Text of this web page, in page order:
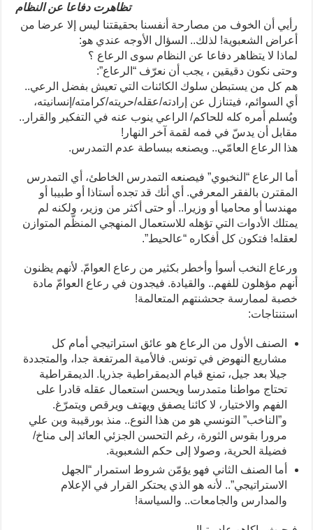
تظاهرت دفاعا عن النظام
رأيي أن الخوف من مصارحة أنفسنا بحقيقتنا ليس إلا عرضا من
أعراض الشعبوية! لذلك.. السؤال الأوجه عندي هو:
لماذا لا يتظاهر دفاعا عن النظام سوى الرعاع ؟
وحتى نكون دقيقين ، يجب أن نعرّف “الرعاع”:
هم كل من يستبطن سلوك الكائنات التي تعيش بفضل الرعي..
أي السوائم، فيتنازل عن إرادته/عقله/حريته/كرامته/إنسانيته،
ويُسلم أمره كله للحاكم/ الراعي ينوب عنه في التفكير والقرار..
مقابل أن يدسّ في فمه لقمة آخر النهار!
هذا الرعاع العامّي.. ويصنعه ببساطة عدم التمدرس.
أما الرعاع “النخبوي” فيصنعه التمدرس الخاطئ، أي التمدرس
المقترن بالفقر المعرفي. أي أنك قد تجده أستاذا أو طبيبا أو
مهندسا أو محاميا أو وزيرا.. أو حتى أكثر من وزير، ولكنه لم
يمتلك الأدوات التي تؤهله للاستعمال المنهجي المنظّم المتوازن
لعقله! فتكون كل أفكاره “عالحيط”.
ورعاع النخب أسوأ وأخطر بكثير من رعاع العوامّ. لأنهم يظنون
أنهم مؤهلون للفهم.. والقيادة. فيجدون في رعاع العوامّ مادة
خصبة لممارسة جحشنتهم المتعالمة!
استنتاجات:
الصنف الأول من الرعاع هو عائق استراتيجي أمام كل
مشاريع النهوض في تونس. فالأمية المرتفعة جدا، والمتجددة
جيلا بعد جيل، تمنع قيام الديمقراطية جذريا. الديمقراطية
تحتاج مواطنا متمدرسا ويحسن استعمال عقله قادرا على
الفهم والاختيار، لا كائنا يصفق ويهتف ويرقص ويتمرّغ.
و”الناخب” التونسي هو من هذا النوع.. منذ بورقيبة وبن علي
مرورا بقوس الثورة، رغم التحسن الجزئي العائد إلى مناخ/
فضيلة الحرية، وصولا إلى حكم الشعبوية.
أما الصنف الثاني فهو يؤمّن شروط استمرار “الجهل
الاستراتيجي”.. لأنه هو الذي يحتكر القرار في الإعلام
والمدارس والجامعات.. والسياسة!